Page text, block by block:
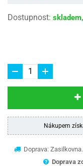
Dostupnost:
Nákupem
Doprava:
Doprava